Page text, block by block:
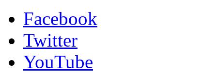
Facebook
Twitter
YouTube